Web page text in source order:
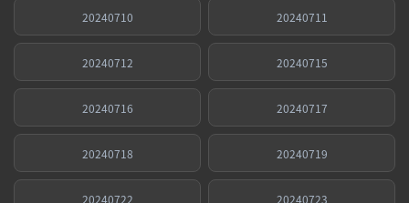
20240710 20240711
20240712 20240715
20240716 20240717
20240718 20240719
20240722 20240723